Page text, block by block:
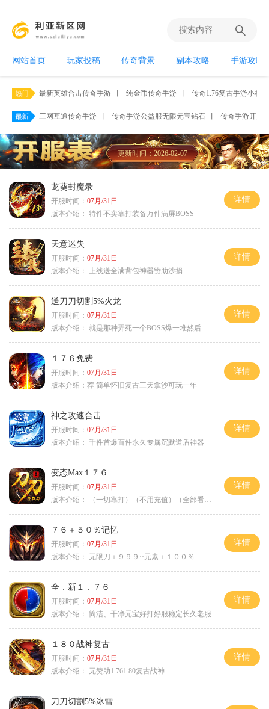
网站首页 玩家投稿 传奇背景 副本攻略 手游攻略
最新英雄合击传奇手游 纯金币传奇手游 传奇1.76复古手游小极品
三网互通传奇手游 传奇手游公益服无限元宝钻石 传奇手游开服
更新时间：2026-02-07
龙葵封魔录
开服时间： 07月/31日
版本介绍： 特件不卖靠打装备万件满屏BOSS
详情
天意迷失
开服时间： 07月/31日
版本介绍：
上线送全满背包神器赞助沙捐
详情
送刀刀切割5%火龙
开服时间： 07月/31日
版本介绍： 就是那种弄死一个BOSS爆一堆然后就起飞
详情
１７６免费
开服时间： 07月/31日
版本介绍： 荐 简单怀旧复古三天拿沙可玩一年
详情
神之攻速合击
开服时间： 07月/31日
版本介绍： 千件首爆百件永久专属沉默道盾神器
详情
变态Max１７６
开服时间： 07月/31日
版本介绍：
（一切靠打）（不用充值）（全部看脸）
详情
７６＋５０％记忆
开服时间： 07月/31日
版本介绍： 无限刀＋９９９··元素＋１００％
详情
全．新１．７６
开服时间： 07月/31日
版本介绍： 简洁、干净元宝好打好服稳定长久老服
详情
１８０战神复古
开服时间： 07月/31日
版本介绍： 无赞助1.761.80复古战神
详情
刀刀切割5%冰雪